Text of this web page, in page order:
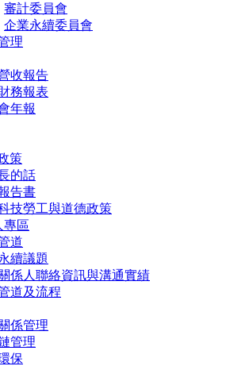
審計委員會
企業永續委員會
理
收報告
務報表
年報
策
的話
告書
技勞工與道德政策
專區
道
續議題
係人聯絡資訊與溝通實績
道及流程
係管理
管理
保